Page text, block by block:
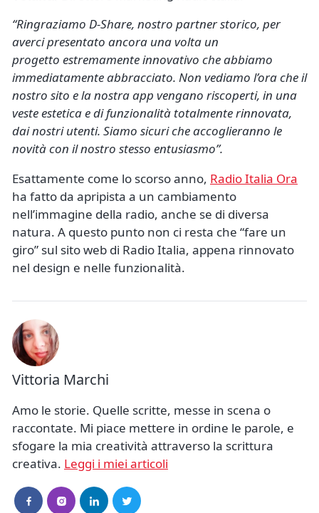
“Ringraziamo D-Share, nostro partner storico, per
averci presentato ancora una volta un
progetto estremamente innovativo che abbiamo
immediatamente abbracciato. Non vediamo l’ora che il
nostro sito e la nostra app vengano riscoperti, in una
veste estetica e di funzionalità totalmente rinnovata,
dai nostri utenti. Siamo sicuri che accoglieranno le
novità con il nostro stesso entusiasmo”.
Esattamente come lo scorso anno, Radio Italia Ora
ha fatto da apripista a un cambiamento
nell’immagine della radio, anche se di diversa
natura. A questo punto non ci resta che “fare un
giro” sul sito web di Radio Italia, appena rinnovato
nel design e nelle funzionalità.
Vittoria Marchi
Amo le storie. Quelle scritte, messe in scena o
raccontate. Mi piace mettere in ordine le parole, e
sfogare la mia creatività attraverso la scrittura
creativa. Leggi i miei articoli